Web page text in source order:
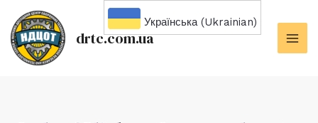
Перейти
вмісту
drtc.com.ua
Українська (Ukrainian)